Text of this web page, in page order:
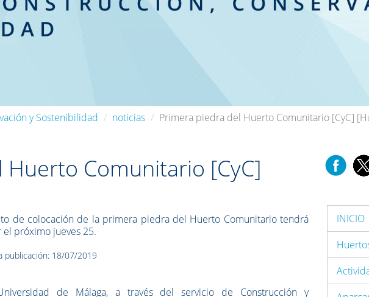
y Sostenibilidad noticias Primera piedra del Huerto Comunitario [CyC]
Comunitario [CyC]
de colocación de la primera piedra del Huerto Comunitario tendrá
el próximo jueves 25.
publicación: 18/07/2019
de Málaga, a través del servicio de Construcción y
INICIO